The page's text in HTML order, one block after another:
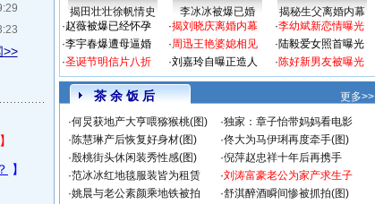
>>
揭田壮壮徐帆情史 李冰冰被爆已婚
揭秘生父离婚内幕
·赵薇被爆已经怀孕
·李宇春爆遭母逼婚
·圣诞节明信片八折
·揭刘晓庆离婚内幕
·周迅王艳婆媳相见
·刘嘉玲自曝正造人
·李幼斌新恋情曝光
·陆毅爱女照首曝光
·陈好新男友被曝光
茶 余 饭 后
更多>>
·何炅获地产大亨喂猕猴桃(图) ·独家：章子怡带妈妈看电影
·陈慧琳产后恢复好身材(图) ·佟大为马伊琍再度牵手(图)
·殷桃街头休闲装秀性感(图) ·倪萍赵忠祥十年后再携手
·范冰冰红地毯服装皆为租赁 ·刘涛富豪老公为家产求生子
·姚晨与老公素颜乘地铁被拍 ·舒淇醉酒瞬间惨被抓拍(图)